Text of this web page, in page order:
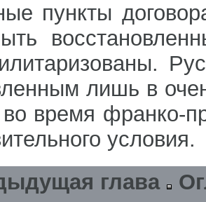
пункты
лишь в
во время франко-
условия.
глава